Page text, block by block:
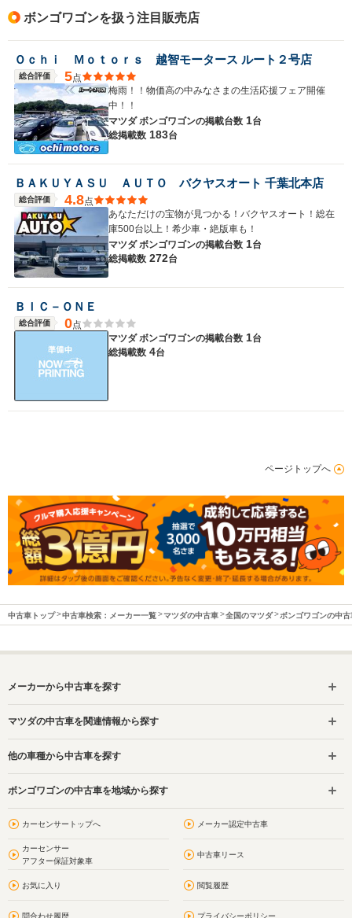
ボンゴワゴンを扱う注目販売店
Ｏｃｈｉ Ｍｏｔｏｒｓ 越智モータース ルート２号店
総合評価 5点
梅雨！！物価高の中みなさまの生活応援フェア開催
中！！
マツダ ボンゴワゴンの掲載台数 1台
総掲載数 183台
ＢＡＫＵＹＡＳＵ ＡＵＴＯ バクヤスオート 千葉北本店
総合評価 4.8点
あなただけの宝物が見つかる！バクヤスオート！総在
庫500台以上！希少車・絶版車も！
マツダ ボンゴワゴンの掲載台数 1台
総掲載数 272台
ＢＩＣ－ＯＮＥ
総合評価 0点
マツダ ボンゴワゴンの掲載台数 1台
総掲載数 4台
ページトップへ
中古車トップ 中古車検索：メーカー一覧 マツダの中古車 全国のマツダ ボンゴワゴンの中古
メーカーから中古車を探す
マツダの中古車を関連情報から探す
他の車種から中古車を探す
ボンゴワゴンの中古車を地域から探す
カーセンサートップへ メーカー認定中古車
カーセンサー
アフター保証対象車
中古車リース
お気に入り 閲覧履歴
問合わせ履歴 プライバシーポリシー